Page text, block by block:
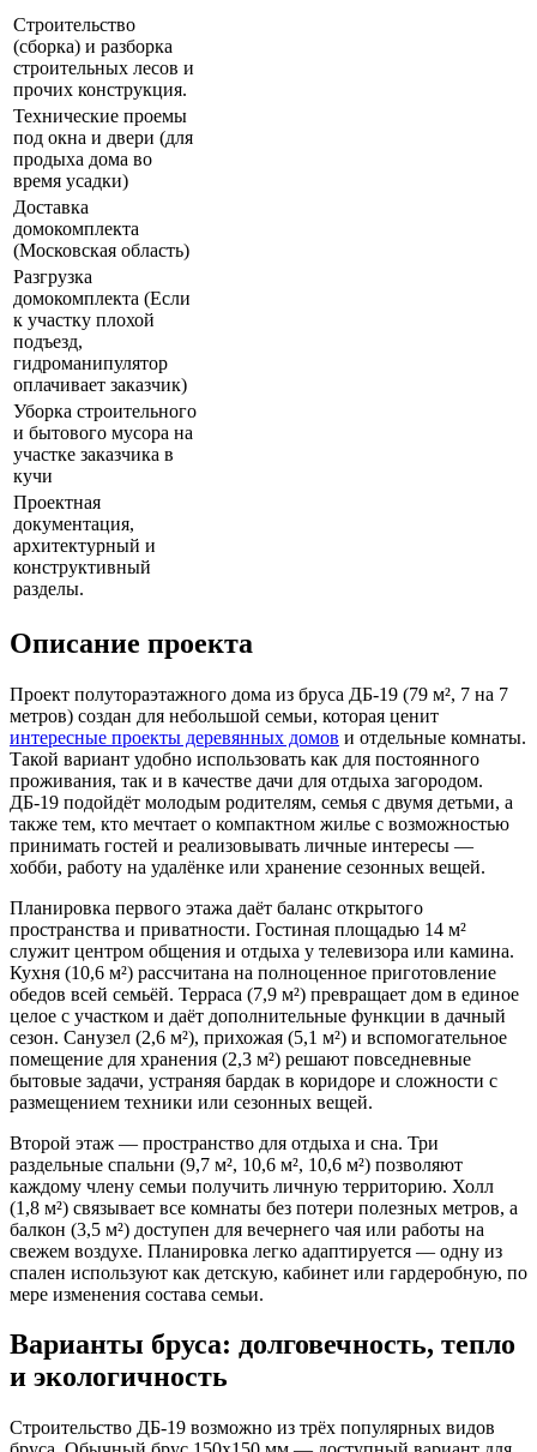
Строительство
(сборка) и разборка
строительных лесов и
прочих конструкция.
Технические проемы
под окна и двери (для
продыха дома во
время усадки)
Доставка
домокомплекта
(Московская область)
Разгрузка
домокомплекта (Если
к участку плохой
подъезд,
гидроманипулятор
оплачивает заказчик)
Уборка строительного
и бытового мусора на
участке заказчика в
кучи
Проектная
документация,
архитектурный и
конструктивный
разделы.
Описание проекта
Проект полутораэтажного дома из бруса ДБ-19 (79 м², 7 на 7
метров) создан для небольшой семьи, которая ценит
интересные проекты деревянных домов и отдельные комнаты.
Такой вариант удобно использовать как для постоянного
проживания, так и в качестве дачи для отдыха загородом.
ДБ-19 подойдёт молодым родителям, семья с двумя детьми, а
также тем, кто мечтает о компактном жилье с возможностью
принимать гостей и реализовывать личные интересы —
хобби, работу на удалёнке или хранение сезонных вещей.
Планировка первого этажа даёт баланс открытого
пространства и приватности. Гостиная площадью 14 м²
служит центром общения и отдыха у телевизора или камина.
Кухня (10,6 м²) рассчитана на полноценное приготовление
обедов всей семьёй. Терраса (7,9 м²) превращает дом в единое
целое с участком и даёт дополнительные функции в дачный
сезон. Санузел (2,6 м²), прихожая (5,1 м²) и вспомогательное
помещение для хранения (2,3 м²) решают повседневные
бытовые задачи, устраняя бардак в коридоре и сложности с
размещением техники или сезонных вещей.
Второй этаж — пространство для отдыха и сна. Три
раздельные спальни (9,7 м², 10,6 м², 10,6 м²) позволяют
каждому члену семьи получить личную территорию. Холл
(1,8 м²) связывает все комнаты без потери полезных метров, а
балкон (3,5 м²) доступен для вечернего чая или работы на
свежем воздухе. Планировка легко адаптируется — одну из
спален используют как детскую, кабинет или гардеробную, по
мере изменения состава семьи.
Варианты бруса: долговечность, тепло
и экологичность
Строительство ДБ-19 возможно из трёх популярных видов